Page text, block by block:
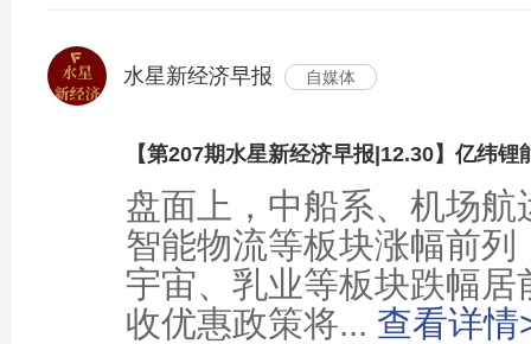
水星新经济早报 自媒体
盘面上，中船系、机场
智能物流等板块涨幅前
宇宙、乳业等板块跌幅
收优惠政策将... 查看详情